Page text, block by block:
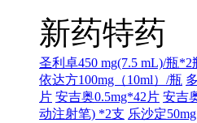
新药特药
圣利卓450 mg(7.5 mL)/瓶*2
依达方100mg（10ml）/瓶
片 安吉奥0.5mg*42片 安吉
动注射笔) *2支 乐沙定50mg